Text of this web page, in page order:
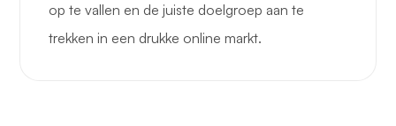
op te vallen en de juiste doelgroep aan te
trekken in een drukke online markt.